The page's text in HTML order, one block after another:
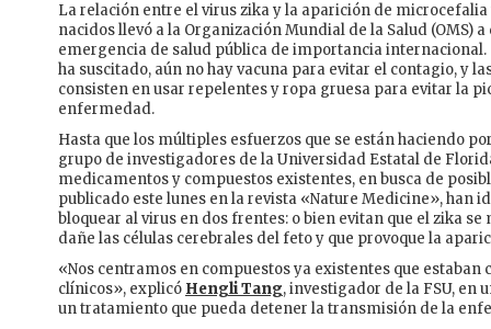
La relación entre el virus zikay la aparición de
nacidos llevó a la Organización Mundial de la Salud (OMS)
emergencia de salud pública de importancia internacional.
ha suscitado, aún no hay vacuna para evitar el contagio, y
consisten en usar repelentes y ropa gruesa para evitar la
enfermedad.
Hasta que los múltiples esfuerzos que se están haciendo
grupo de investigadores de la Universidad Estatal de
medicamentos y compuestos existentes, en busca de
publicado este lunes en la revista «Nature Medicine», han
bloquear al virus en dos frentes: o bien evitan que el zika
dañe las células cerebrales del feto y que provoque la
«Nos centramos en compuestos ya existentes que estaban
clínicos», explicó Hengli Tang, investigador de la FSU, en
un tratamiento que pueda detener la transmisión de la